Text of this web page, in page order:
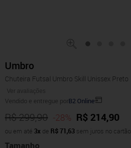
Umbro
Chuteira Futsal Umbro Skill Unissex Preto
Ver avaliações
Vendido e entregue porB2 Online
R$ 299,90 -28% R$ 214,90
ou em até 3x de R$ 71,63 sem juros no cartão
Tamanho